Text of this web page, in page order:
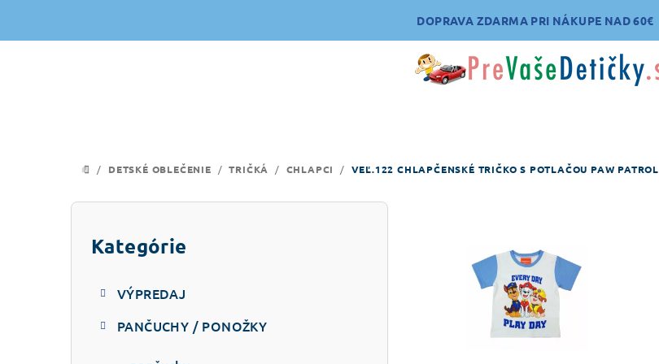
DOPRAVA ZDARMA PRI NÁKUPE NAD 60€
DOMOV
/ DETSKÉ OBLEČENIE / TRIČKÁ / CHLAPCI / VEĽ.122 CHLAPČENSKÉ TRIČKO S POTLAČOU PAW PATROL
B
Preskočiť
Kategórie
VÝPREDAJ
PANČUCHY / PONOŽKY